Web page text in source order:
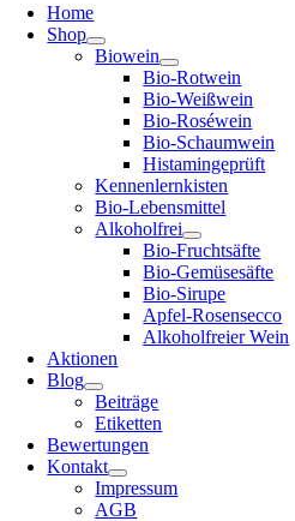
Home
Shop
Biowein
Bio-Rotwein
Bio-Weißwein
Bio-Roséwein
Bio-Schaumwein
Histamingeprüft
Kennenlernkisten
Bio-Lebensmittel
Alkoholfrei
Bio-Fruchtsäfte
Bio-Gemüsesäfte
Bio-Sirupe
Apfel-Rosensecco
Alkoholfreier Wein
Aktionen
Blog
Beiträge
Etiketten
Bewertungen
Kontakt
Impressum
AGB